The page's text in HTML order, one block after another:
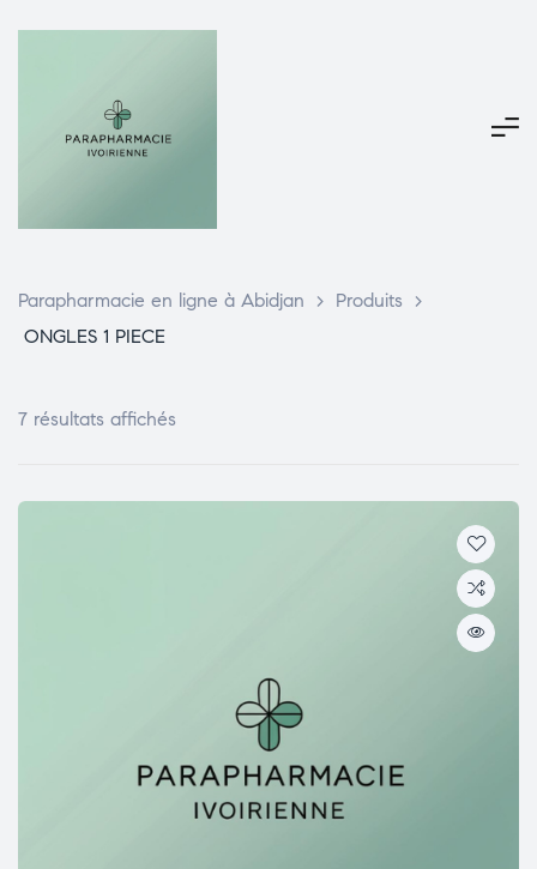
Parapharmacie en ligne à Abidjan > Produits
>
ONGLES 1 PIECE
7 résultats affichés